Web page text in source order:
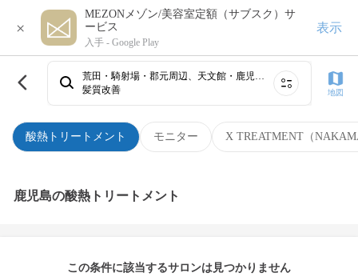
×
MEZONメゾン/美容室定額（サブスク）サ
ービス
入手 - Google Play
表示
酸熱トリートメント モニター X TREATMENT（
髪質改善
地図
鹿児島の酸熱トリートメント
この条件に該当するサロンは見つかりません